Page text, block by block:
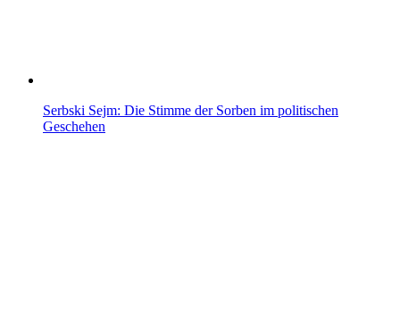
Serbski Sejm: Die Stimme der Sorben im politischen
Geschehen